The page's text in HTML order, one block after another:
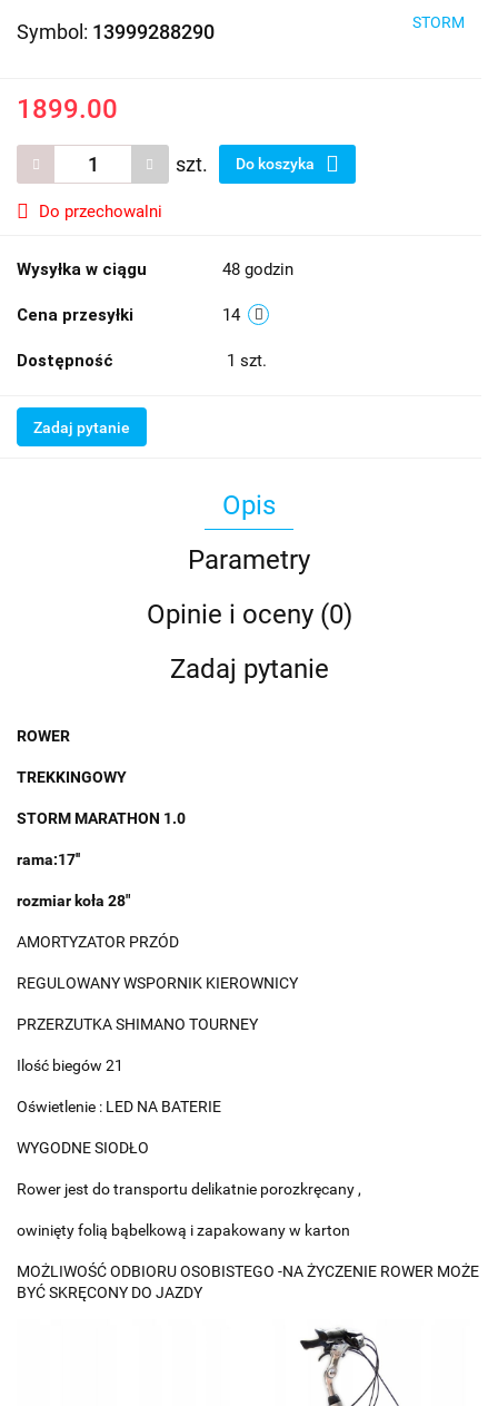
Symbol: 13999288290 STORM
1899.00
szt. Do koszyka
Do przechowalni
Wysyłka w ciągu 48 godzin
Cena przesyłki 14
Dostępność 1 szt.
Zadaj pytanie
Opis
Parametry
Opinie i oceny (0)
Zadaj pytanie
ROWER
TREKKINGOWY
STORM MARATHON 1.0
rama:17''
rozmiar koła 28"
AMORTYZATOR PRZÓD
REGULOWANY WSPORNIK KIEROWNICY
PRZERZUTKA SHIMANO TOURNEY
Ilość biegów 21
Oświetlenie : LED NA BATERIE
WYGODNE SIODŁO
Rower jest do transportu delikatnie porozkręcany ,
owinięty folią bąbelkową i zapakowany w karton
MOŻLIWOŚĆ ODBIORU OSOBISTEGO -NA ŻYCZENIE ROWER MOŻE
BYĆ SKRĘCONY DO JAZDY